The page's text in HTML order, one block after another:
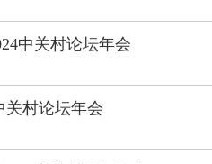
中关村论坛年会
关村论坛年会